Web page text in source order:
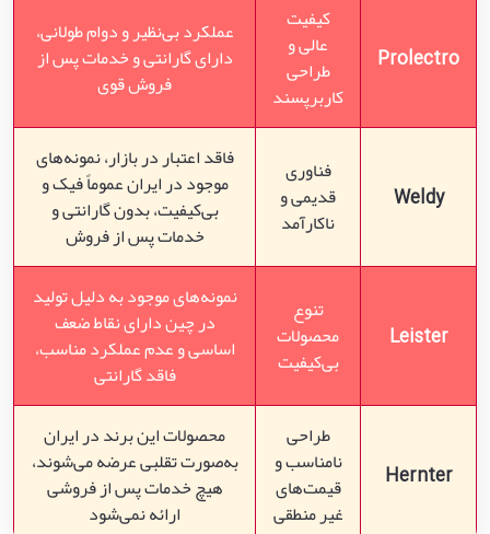
Prolectro
کیفیت
عالی و
طراحی
کاربرپسند
عملکرد بی‌نظیر و دوام طولانی،
دارای گارانتی و خدمات پس از
فروش قوی
Weldy
فناوری
قدیمی و
ناکارآمد
فاقد اعتبار در بازار، نمونه‌های
موجود در ایران عموماً فیک و
بی‌کیفیت، بدون گارانتی و
خدمات پس از فروش
Leister
تنوع
محصولات
بی‌کیفیت
نمونه‌های موجود به دلیل تولید
در چین دارای نقاط ضعف
اساسی و عدم عملکرد مناسب،
فاقد گارانتی
Hernter
طراحی
نامناسب و
قیمت‌های
غیر منطقی
محصولات این برند در ایران
به‌صورت تقلبی عرضه می‌شوند،
هیچ خدمات پس از فروشی
ارائه نمی‌شود